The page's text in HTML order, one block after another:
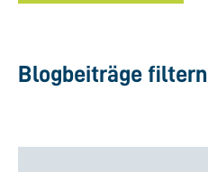
Blogbeiträge filtern